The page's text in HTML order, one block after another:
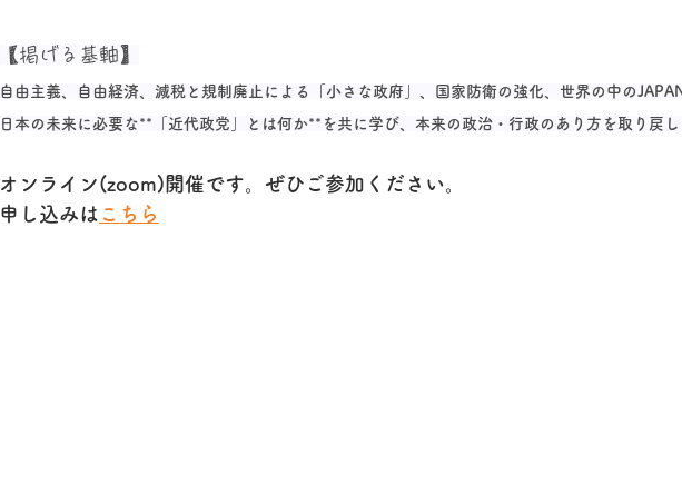
【掲げる基軸】
自由主義、自由経済、減税と規制廃止による「小さな政府」、国家防衛の強化、世界の中のJAPAN
日本の未来に必要な**「近代政党」とは何か**を共に学び、本来の政治・行政のあり方を取り戻し
オンライン(zoom)開催です。ぜひご参加ください。
申し込みは こちら